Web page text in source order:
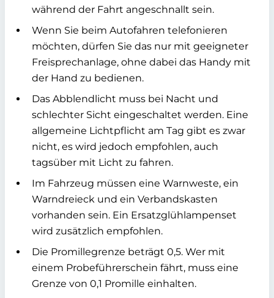
während der Fahrt angeschnallt sein.
Wenn Sie beim Autofahren telefonieren
möchten, dürfen Sie das nur mit geeigneter
Freisprechanlage, ohne dabei das Handy mit
der Hand zu bedienen.
Das Abblendlicht muss bei Nacht und
schlechter Sicht eingeschaltet werden. Eine
allgemeine Lichtpflicht am Tag gibt es zwar
nicht, es wird jedoch empfohlen, auch
tagsüber mit Licht zu fahren.
Im Fahrzeug müssen eine Warnweste, ein
Warndreieck und ein Verbandskasten
vorhanden sein. Ein Ersatzglühlampenset
wird zusätzlich empfohlen.
Die Promillegrenze beträgt 0,5. Wer mit
einem Probeführerschein fährt, muss eine
Grenze von 0,1 Promille einhalten.